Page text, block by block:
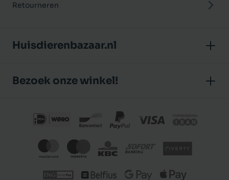
Retourneren
Huisdierenbazaar.nl
Klantbeoordelingen
Privacybeleid
Bezoek onze winkel!
J.P. Poelstraat 8
Nederland